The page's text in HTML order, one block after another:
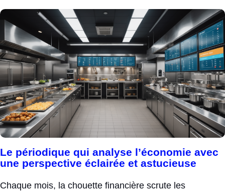
Le périodique qui analyse l’économie avec
une perspective éclairée et astucieuse
Chaque mois, la chouette financière scrute les